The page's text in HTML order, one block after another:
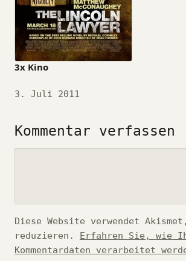
3x Kino
Datum
3. Juli 2011
Kommentar verfassen
*
Diese Website verwendet
reduzieren. Erfahren Sie, wie
Kommentardaten verarbeitet